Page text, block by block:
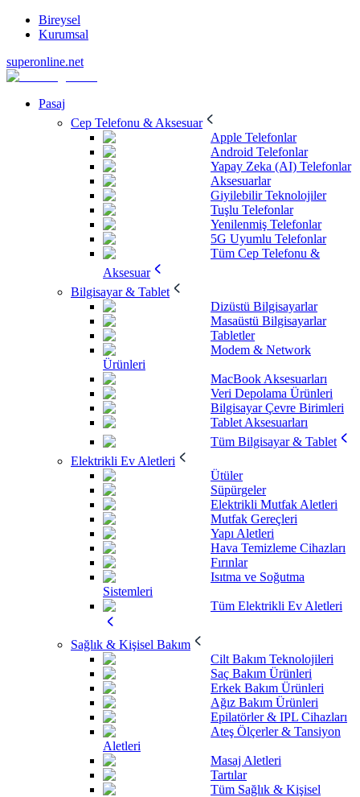
Bireysel
Kurumsal
superonline.net
Pasaj
Cep Telefonu & Aksesuar
Apple Telefonlar
Android Telefonlar
Yapay Zeka (AI) Telefonlar
Aksesuarlar
Giyilebilir Teknolojiler
Tuşlu Telefonlar
Yenilenmiş Telefonlar
5G Uyumlu Telefonlar
Tüm Cep Telefonu &
Aksesuar
Bilgisayar & Tablet
Dizüstü Bilgisayarlar
Masaüstü Bilgisayarlar
Tabletler
Modem & Network
Ürünleri
MacBook Aksesuarları
Veri Depolama Ürünleri
Bilgisayar Çevre Birimleri
Tablet Aksesuarları
Tüm Bilgisayar & Tablet
Elektrikli Ev Aletleri
Ütüler
Süpürgeler
Elektrikli Mutfak Aletleri
Mutfak Gereçleri
Yapı Aletleri
Hava Temizleme Cihazları
Fırınlar
Isıtma ve Soğutma
Sistemleri
Tüm Elektrikli Ev Aletleri
Sağlık & Kişisel Bakım
Cilt Bakım Teknolojileri
Saç Bakım Ürünleri
Erkek Bakım Ürünleri
Ağız Bakım Ürünleri
Epilatörler & IPL Cihazları
Ateş Ölçerler & Tansiyon
Aletleri
Masaj Aletleri
Tartılar
Tüm Sağlık & Kişisel